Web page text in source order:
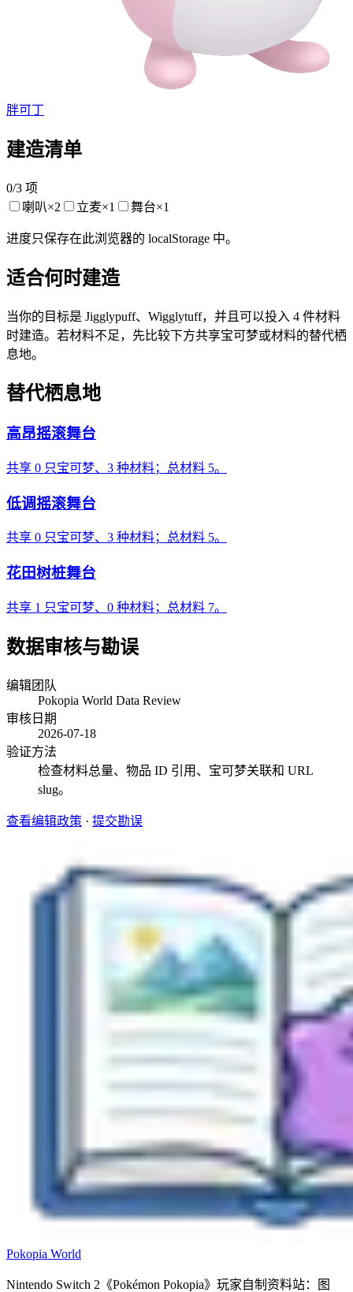
胖可丁
建造清单
0/3 项
喇叭×2 立麦×1 舞台×1
进度只保存在此浏览器的 localStorage 中。
适合何时建造
当你的目标是 Jigglypuff、Wigglytuff，并且可以投入 4 件材料
时建造。若材料不足，先比较下方共享宝可梦或材料的替代栖
息地。
替代栖息地
高昂摇滚舞台
共享 0 只宝可梦、3 种材料；总材料 5。
低调摇滚舞台
共享 0 只宝可梦、3 种材料；总材料 5。
花田树桩舞台
共享 1 只宝可梦、0 种材料；总材料 7。
数据审核与勘误
编辑团队
Pokopia World Data Review
审核日期
2026-07-18
验证方法
检查材料总量、物品 ID 引用、宝可梦关联和 URL
slug。
查看编辑政策 · 提交勘误
Pokopia World
Nintendo Switch 2《Pokémon Pokopia》玩家自制资料站：图